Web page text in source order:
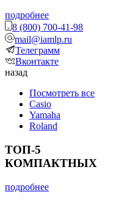
подробнее
8 (800) 700-41-98
mail@iamlp.ru
Телеграмм
Вконтакте
назад
Посмотреть все
Casio
Yamaha
Roland
ТОП-5
КОМПАКТНЫХ
подробнее